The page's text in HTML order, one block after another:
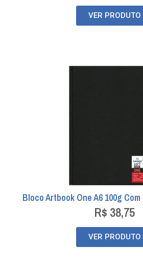
VER PRODUTO
Bloco Artbook One A6 100g
R$ 38,75
VER PRODUTO